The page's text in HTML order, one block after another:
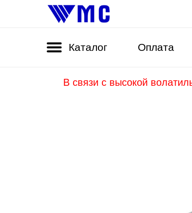
Каталог Оплата
В связи с высокой